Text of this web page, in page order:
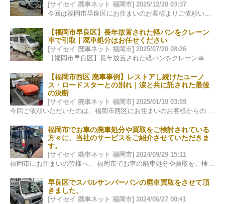
[サイセイ 廃車ネット 福岡市] 2025/12/28 03:37
今回は福岡市早良区にお住まいのお客様よりご依頼いただいた、 マツダ・ボンゴの廃車事例をご紹介します。 廃車と聞くと「処分」「手続き…
【福岡市早良区】長年放置された軽バンをクレーン
車で引取｜廃車処分はお任せください
[サイセイ 廃車ネット 福岡市] 2025/07/20 08:26
【福岡市早良区】長年放置された軽バンをクレーン車で引取対応しました 先日、福岡市早良区にて、長い間ご自宅の片隅に静かに眠っていた軽バンの…
【福岡市西区 廃車事例】レストアし続けたユーノ
ス・ロードスターとの別れ｜涙と共に託された最後
の決断
[サイセイ 廃車ネット 福岡市] 2025/01/10 03:59
今回ご依頼いただいたのは、福岡市西区にお住まいのお客様からの廃車のご相談でした。 車種は、今もなお多くのファンに愛され続けているユーノス・ロ…
福岡市でお車の廃車処分や買取をご検討されている
方々に、当社のサービスをご紹介させていただきま
す。
[サイセイ 廃車ネット 福岡市] 2024/09/29 15:11
福岡市にお住まいの皆様へ、 福岡市でお車の廃車処分や買取をご検討されている方々に、当社のサービスをご紹介させていただきます。自動車は日々の生活に欠…
早良区でスバルサンバーバンの廃車買取をさせて頂
きました。
[サイセイ 廃車ネット 福岡市] 2024/06/27 00:41